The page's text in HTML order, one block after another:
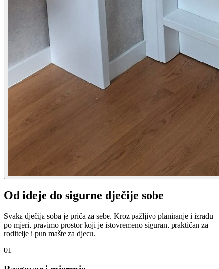
Od ideje do sigurne dječije sobe
Svaka dječija soba je priča za sebe. Kroz pažljivo planiranje i izradu
po mjeri, pravimo prostor koji je istovremeno siguran, praktičan za
roditelje i pun mašte za djecu.
01